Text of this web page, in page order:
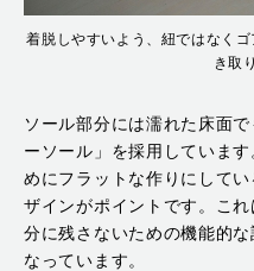
着脱しやすいよう、紐ではなく
き取
ソール部分には濡れた床面
ーソール」を採用していま
めにフラットな作りにして
ザインがポイントです。こ
分に残さないための機能的
なっています。